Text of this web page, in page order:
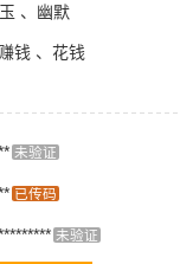
、幽默
钱 、花钱
未验证
已传码
未验证